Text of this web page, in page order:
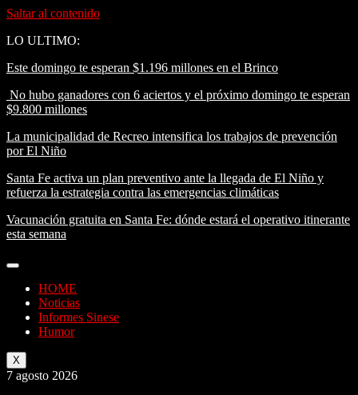
Saltar al contenido
LO ULTIMO:
Este domingo te esperan $1.196 millones en el Brinco
No hubo ganadores con 6 aciertos y el próximo domingo te esperan
$9.800 millones
La municipalidad de Recreo intensifica los trabajos de prevención
por El Niño
Santa Fe activa un plan preventivo ante la llegada de El Niño y
refuerza la estrategia contra las emergencias climáticas
Vacunación gratuita en Santa Fe: dónde estará el operativo itinerante
esta semana
HOME
Noticias
Informes Sinese
Humor
X
7 agosto 2026